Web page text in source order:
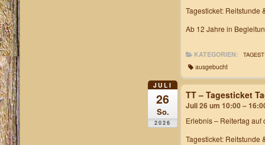
Tagesticket: Reitstunde
Ab 12 Jahre in
KATEGORIEN:
ausgebucht
JULI
26
So.
2026
TT – Tagesticket
Juli 26 um 10:00 –
Erlebnis – Reitertag auf
Tagesticket: Reitstunde